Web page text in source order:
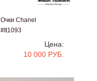
Очки Chanel
#tt1093
Цена:
10 000 РУБ.